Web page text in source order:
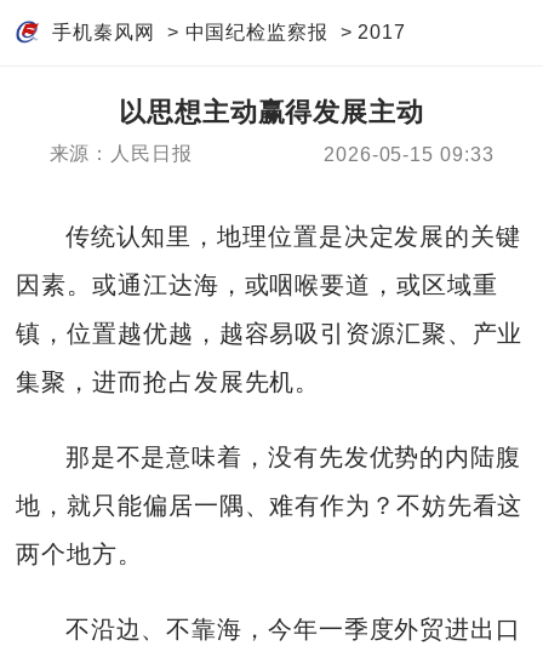
手机秦风网 > 中国纪检监察报 > 2017
以思想主动赢得发展主动
来源：人民日报 2026-05-15 09:33
传统认知里，地理位置是决定发展的关键
因素。或通江达海，或咽喉要道，或区域重
镇，位置越优越，越容易吸引资源汇聚、产业
集聚，进而抢占发展先机。
那是不是意味着，没有先发优势的内陆腹
地，就只能偏居一隅、难有作为？不妨先看这
两个地方。
不沿边、不靠海，今年一季度外贸进出口